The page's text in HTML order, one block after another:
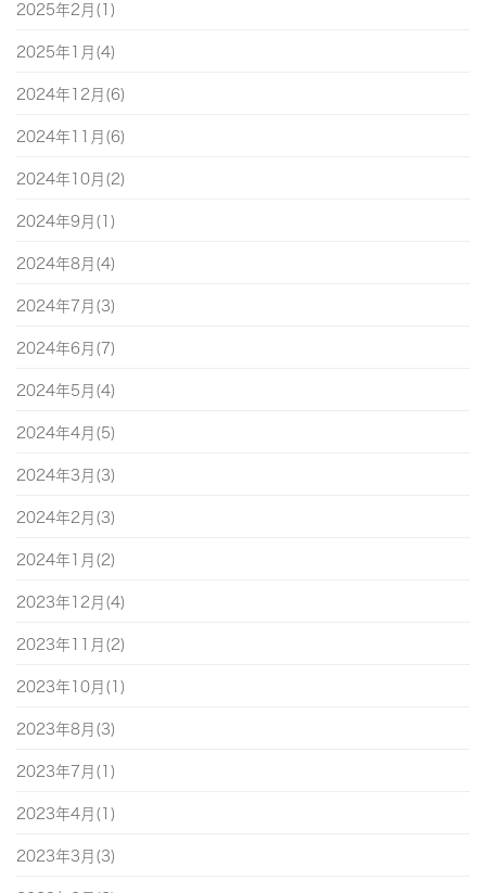
2025年2月(1)
2025年1月(4)
2024年12月(6)
2024年11月(6)
2024年10月(2)
2024年9月(1)
2024年8月(4)
2024年7月(3)
2024年6月(7)
2024年5月(4)
2024年4月(5)
2024年3月(3)
2024年2月(3)
2024年1月(2)
2023年12月(4)
2023年11月(2)
2023年10月(1)
2023年8月(3)
2023年7月(1)
2023年4月(1)
2023年3月(3)